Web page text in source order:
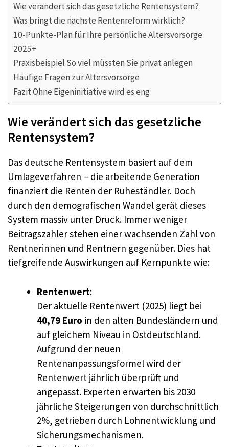
Wie verändert sich das gesetzliche Rentensystem?
Was bringt die nächste Rentenreform wirklich?
10-Punkte-Plan für Ihre persönliche Altersvorsorge
2025+
Praxisbeispiel So viel müssten Sie privat anlegen
Häufige Fragen zur Altersvorsorge
Fazit Ohne Eigeninitiative wird es eng
Wie verändert sich das gesetzliche
Rentensystem?
Das deutsche Rentensystem basiert auf dem
Umlageverfahren – die arbeitende Generation
finanziert die Renten der Ruheständler. Doch
durch den demografischen Wandel gerät dieses
System massiv unter Druck. Immer weniger
Beitragszahler stehen einer wachsenden Zahl von
Rentnerinnen und Rentnern gegenüber. Dies hat
tiefgreifende Auswirkungen auf Kernpunkte wie:
Rentenwert:
Der aktuelle Rentenwert (2025) liegt bei
40,79 Euro in den alten Bundesländern und
auf gleichem Niveau in Ostdeutschland.
Aufgrund der neuen
Rentenanpassungsformel wird der
Rentenwert jährlich überprüft und
angepasst. Experten erwarten bis 2030
jährliche Steigerungen von durchschnittlich
2%, getrieben durch Lohnentwicklung und
Sicherungsmechanismen.